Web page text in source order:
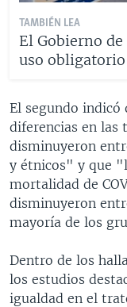
TAMBIÉN LEA
El Gobierno
uso
El segundo indicó
diferencias en las
disminuyeron
y étnicos" y que
mortalidad de
disminuyeron
mayoría de los
Dentro de los
los estudios
igualdad en el